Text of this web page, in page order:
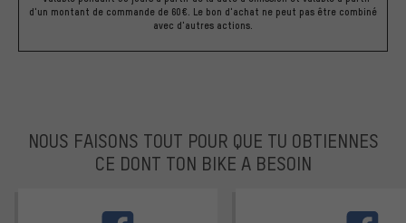
d'un montant de commande de 60€. Le bon d'achat ne peut pas être combiné
avec d'autres actions.
NOUS FAISONS TOUT POUR QUE TU OBTIENNES
CE DONT TON BIKE A BESOIN